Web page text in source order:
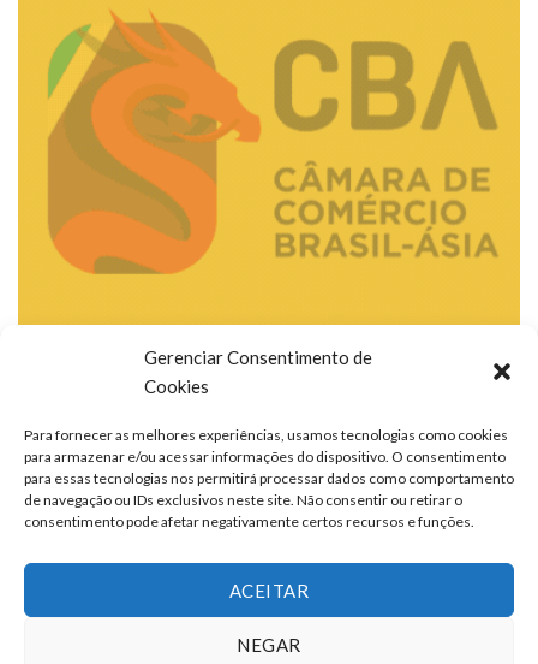
Gerenciar Consentimento de
Cookies
Para fornecer as melhores experiências, usamos tecnologias como cookies
para armazenar e/ou acessar informações do dispositivo. O consentimento
para essas tecnologias nos permitirá processar dados como comportamento
de navegação ou IDs exclusivos neste site. Não consentir ou retirar o
consentimento pode afetar negativamente certos recursos e funções.
ACEITAR
NEGAR